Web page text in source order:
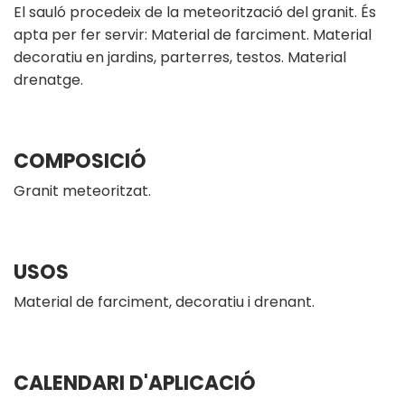
El sauló procedeix de la meteorització del granit. És
apta per fer servir: Material de farciment. Material
decoratiu en jardins, parterres, testos. Material
drenatge.
COMPOSICIÓ
Granit meteoritzat.
USOS
Material de farciment, decoratiu i drenant.
CALENDARI D'APLICACIÓ